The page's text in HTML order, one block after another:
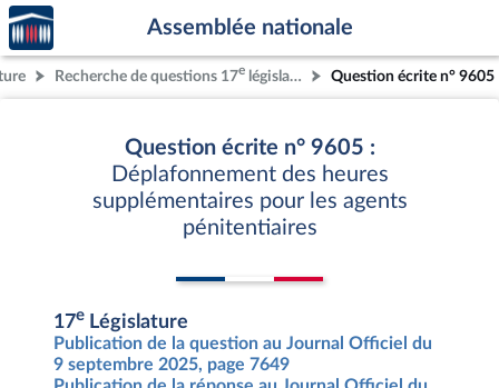
Aller au contenu
Aller en bas de la page
Accèder
à la
page
d'accueil
Assemblée nationale
Recherche de questions 17e législature Question écrite n° 9605
Question écrite n° 9605 :
Déplafonnement des heures
supplémentaires pour les agents
pénitentiaires
17e Législature
Publication de la question au Journal Officiel du
9 septembre 2025, page 7649